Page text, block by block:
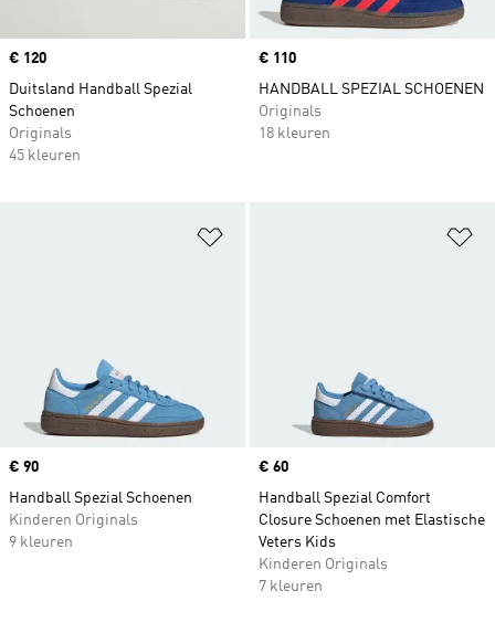
Price
€ 120
Duitsland Handball Spezial
Schoenen
Originals
45 kleuren
Price
€ 110
HANDBALL SPEZIAL SCHOENEN
Originals
18 kleuren
Price
€ 90
Handball Spezial Schoenen
Kinderen Originals
9 kleuren
Price
€ 60
Handball Spezial Comfort
Closure Schoenen met Elastische
Veters Kids
Kinderen Originals
7 kleuren